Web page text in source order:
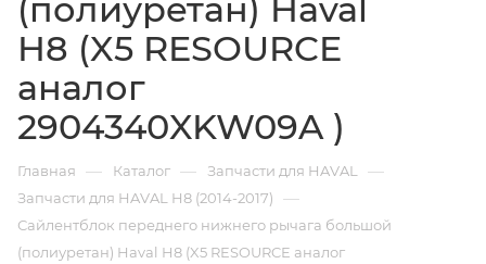
(полиуретан) Haval
H8 (X5 RESOURCE
аналог
2904340XKW09A )
Главная — Каталог — Запчасти для HAVAL —
Запчасти для HAVAL H8 (2014-2017) —
Сайлентблок переднего нижнего рычага большой
(полиуретан) Haval H8 (X5 RESOURCE аналог